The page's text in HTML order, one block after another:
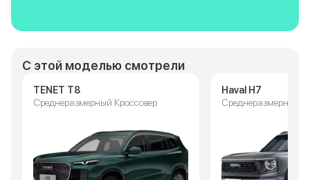
С этой моделью смотрели
TENET T8
Среднеразмерный Кроссовер
Haval H7
Среднеразмерный